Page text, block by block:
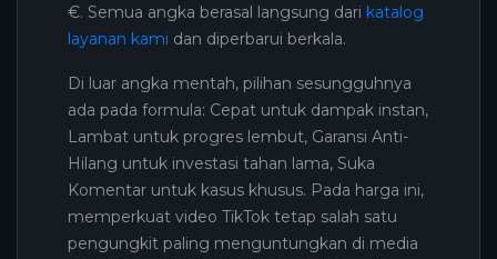
€. Semua angka berasal langsung dari katalog
layanan kami dan diperbarui berkala.
Di luar angka mentah, pilihan sesungguhnya
ada pada formula: Cepat untuk dampak instan,
Lambat untuk progres lembut, Garansi Anti-
Hilang untuk investasi tahan lama, Suka
Komentar untuk kasus khusus. Pada harga ini,
memperkuat video TikTok tetap salah satu
pengungkit paling menguntungkan di media